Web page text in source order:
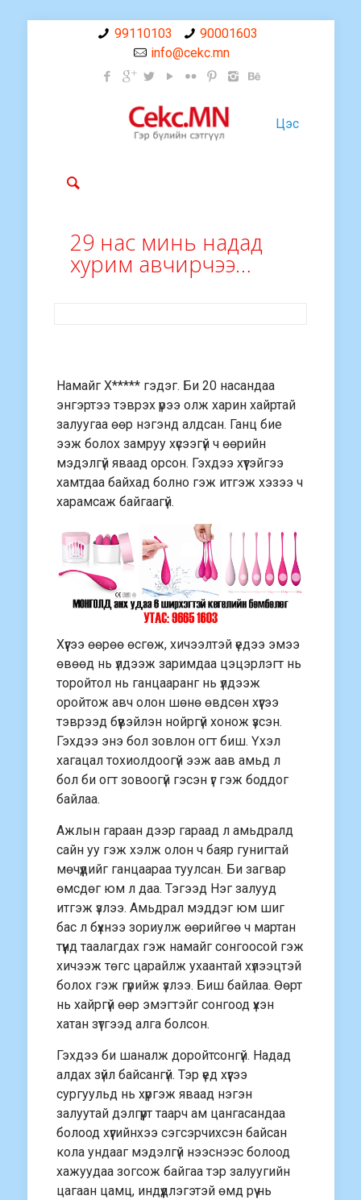
99110103
90001603
info@cekc.mn
Цэс
29 нас минь надад
хурим авчирчээ…
Намайг Х***** гэдэг. Би 20 насандаа
энгэртээ тэврэх үpээ олж харин хайртай
залуугаа өөр нэгэнд алдсан. Ганц биe
ээж болох замруу хүсээгүй ч өөрийн
мэдэлгүй яваад орсон. Гэхдээ хүүтэйгээ
хамтдаа байхад болно гэж итгэж хэзээ ч
харамсаж байгаагүй.
Хүүгээ өөрөө өсгөж, хичээлтэй үeдээ эмээ
өвөөд нь үлдээж заримдаа цэцэрлэгт нь
торойтол нь ганцааранг нь үлдээж
оройтож авч олон шөнө өвдсөн хүүгээ
тэврээд бүүвэйлэн нойргүй хонож үзсэн.
Гэхдээ энэ бол зовлон огт биш. Үxэл
хагацал тохиолдоогүй ээж аав амьд л
бол би огт зовоогүй гэсэн үг гэж боддог
байлаа.
Ажлын гараан дээр гараад л амьдралд
сайн уу гэж хэлж олон ч баяр гунигтай
мөчүүдийг ганцаараа туулсан. Би загвар
өмсдөг юм л даа. Тэгээд Нэг залууд
итгэж үзлээ. Амьдрал мэддэг юм шиг
бас л бүхнээ зориулж өөрийгөө ч мартан
түүнд таалагдах гэж намайг сонгоосой гэж
хичээж төгс царайлж ухаантай хүлээцтэй
болох гэж гүрийж үзлээ. Биш байлаа. Өөрт
нь хайргүй өөр эмэгтэйг сонгоод үxэн
хатан зүтгээд алга болсон.
Гэхдээ би шаналж доройтсонгүй. Надад
алдах зүйл байсангүй. Тэр үeд хүүгээ
сургуульд нь хүргэж яваад нэгэн
залуутай дэлгүүрт таарч ам цангасандаа
болоод хүүгийнхээ сэгсэрчихсэн байсан
кола ундааг мэдэлгүй нээснээс болоод
хажуудаа зогсож байгаа тэр залуугийн
цагаан цамц, индүүдлэгэтэй өмд рүү нь